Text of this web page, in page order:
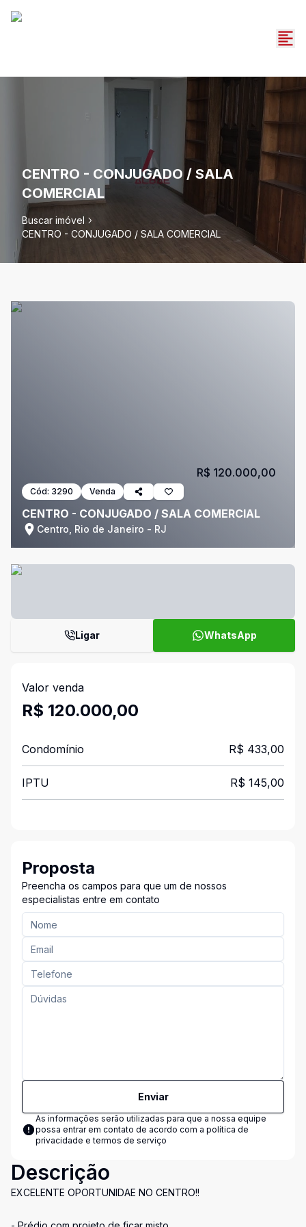
CENTRO - CONJUGADO / SALA
COMERCIAL
Buscar imóvel
CENTRO - CONJUGADO / SALA COMERCIAL
Cód: 3290 Venda
CENTRO - CONJUGADO / SALA COMERCIAL
Centro, Rio de Janeiro - RJ
R$ 120.000,00
Ligar WhatsApp
Valor venda
R$ 120.000,00
Condomínio R$ 433,00
IPTU R$ 145,00
Proposta
Preencha os campos para que um de nossos
especialistas entre em contato
Enviar
As informações serão utilizadas para que a nossa equipe
possa entrar em contato de acordo com a política de
privacidade e termos de serviço
Descrição
EXCELENTE OPORTUNIDAE NO CENTRO!!